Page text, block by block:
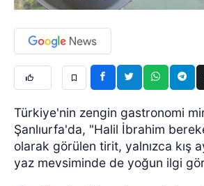
Türkiye'nin zengin gastronomi
Şanlıurfa'da, "Halil İbrahim
olarak görülen tirit, yalnızca kış
yaz mevsiminde de yoğun ilgi